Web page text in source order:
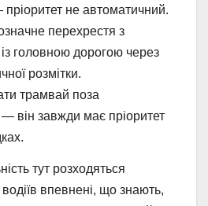
не автоматичний.
перехрестя з
головною дорогою через
розмітки.
трамвай поза
він завжди має пріоритет
тут розходяться
впевнені, що знають,